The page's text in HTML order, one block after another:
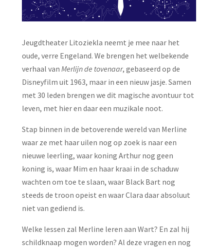
Jeugdtheater Litoziekla neemt je mee naar het
oude, verre Engeland. We brengen het welbekende
verhaal van Merlijn de tovenaar, gebaseerd op de
Disneyfilm uit 1963, maar in een nieuw jasje. Samen
met 30 leden brengen we dit magische avontuur tot
leven, met hier en daar een muzikale noot.
Stap binnen in de betoverende wereld van Merline
waar ze met haar uilen nog op zoek is naar een
nieuwe leerling, waar koning Arthur nog geen
koning is, waar Mim en haar kraai in de schaduw
wachten om toe te slaan, waar Black Bart nog
steeds de troon opeist en waar Clara daar absoluut
niet van gediend is.
Welke lessen zal Merline leren aan Wart? En zal hij
schildknaap mogen worden? Al deze vragen en nog